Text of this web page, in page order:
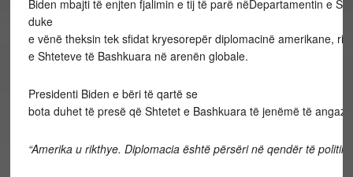
Biden mbajti të enjten fjalimin e tij të parë nëDepartamentin e
duke
e vënë theksin tek sfidat kryesorepër diplomacinë amerikane,
e Shteteve të Bashkuara në arenën globale.
Presidenti Biden e bëri të qartë se
bota duhet të presë që Shtetet e Bashkuara të jenëmë të
“Amerika u rikthye. Diplomacia është përsëri në qendër të